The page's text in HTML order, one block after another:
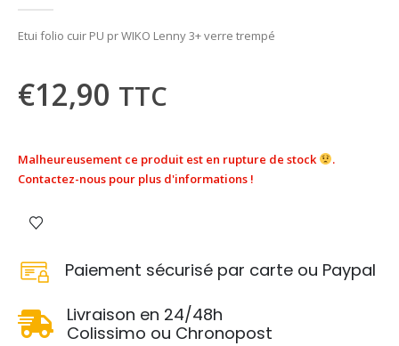
Etui folio cuir PU pr WIKO Lenny 3+ verre trempé
€12,90 TTC
Malheureusement ce produit est en rupture de stock
.
Contactez-nous pour plus d'informations !
Paiement sécurisé par carte ou Paypal
Livraison en 24/48h
Colissimo ou Chronopost